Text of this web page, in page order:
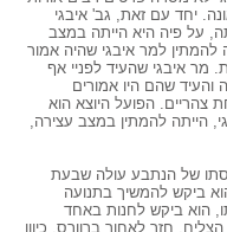
יחד עם זאת, גב' איבגי
על פיה היא הייתה במצב
למר איבגי שהיה אמור
מר איבגי שהעיד לפניי אף
שהם היו אמורים
צהריים. הפועל היוצא הוא
הייתה להמתין במצב עצירה,
של הנתבע עולה שבעת
ביקש להמשיך בתנועה
הוא ביקש לחנות באחד
חזר לאחור ברוורס. כיוון